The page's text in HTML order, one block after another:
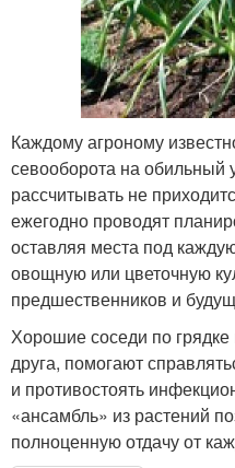
Каждому агроному
севооборота на обильный
рассчитывать не
ежегодно проводят
оставляя места под
овощную или цветочную
предшественников и
Хорошие соседи по
друга, помогают
и противостоять
«ансамбль» из растений
полноценную отдачу от